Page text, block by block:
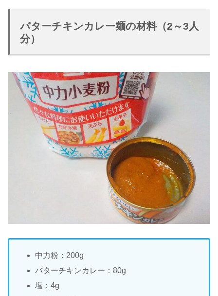
バターチキンカレー麺の材料（2～3人
分）
中力粉：200g
バターチキンカレー：80g
塩：4g